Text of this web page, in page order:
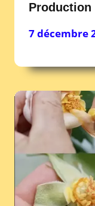
Production
7 décembre